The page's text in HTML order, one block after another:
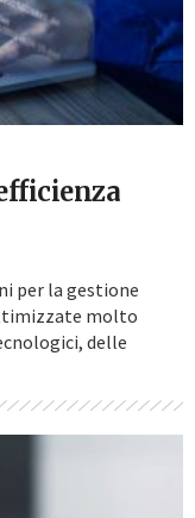
per la gestione
molto
delle